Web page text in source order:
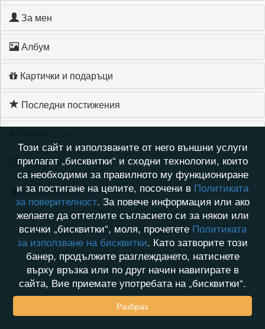
За мен
Албум
Картички и подаръци
Последни постижения
Хронология на игри
Активност
Този сайт и използваните от него външни услуги
прилагат „бисквитки“ и сходни технологии, които
са необходими за правилното му функциониране
и за постигане на целите, посочени в Политиката
за поверителност. За повече информация или ако
желаете да оттеглите съгласието си за някои или
всички „бисквитки“, моля, прочетете Политиката
за използване на бисквитки. Като затворите този
банер, продължите разглеждането, натиснете
върху връзка или по друг начин навигирате в
сайта, Вие приемате употребата на „бисквитки“.
Разбрах